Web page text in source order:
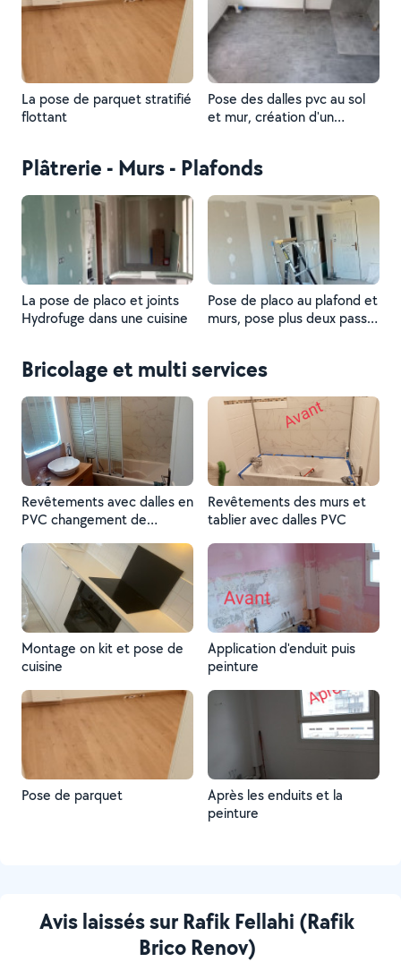
La pose de parquet stratifié
flottant
Pose des dalles pvc au sol
et mur, création d'un
Plâtrerie - Murs - Plafonds
La pose de placo et joints
Hydrofuge dans une cuisine
Pose de placo au plafond et
murs, pose plus deux passe
Bricolage et multi services
Revêtements avec dalles en
PVC changement de
de la paroi de douche,la
vasque et meuble plus
plomberie et miroir
Revêtements des murs et
tablier avec dalles PVC
Montage on kit et pose de
cuisine
Application d'enduit puis
peinture
Pose de parquet
Après les enduits et la
peinture
Avis laissés sur Rafik Fellahi (Rafik
Brico Renov)